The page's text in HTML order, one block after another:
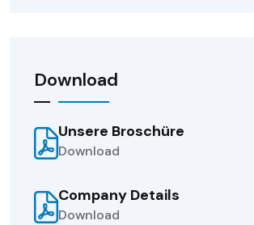
Download
Unsere Broschüre
Download
Company Details
Download